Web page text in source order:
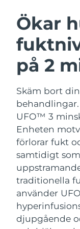
Ökar
på 2
Skäm bort
UFO™ 3
Enheten
förlorar fukt
samtidigt
traditionella
använder
djupgående
Anti-
For
Återfuktning
FAQ™ ANTI-
Anti-aging
Österrike
Bahrain
Belgien
Bermuda
Bosnien och
Hercegovina
Brunei
Bulgarien
Kanada
Chile